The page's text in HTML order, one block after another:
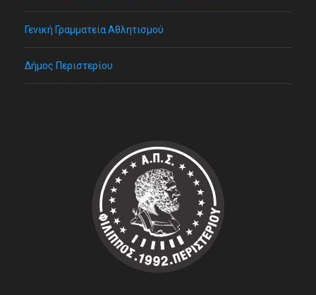
Γενική Γραμματεία Αθλητισμού
Δήμος Περιστερίου